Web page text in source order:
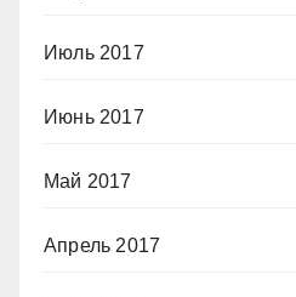
Июль 2017
Июнь 2017
Май 2017
Апрель 2017